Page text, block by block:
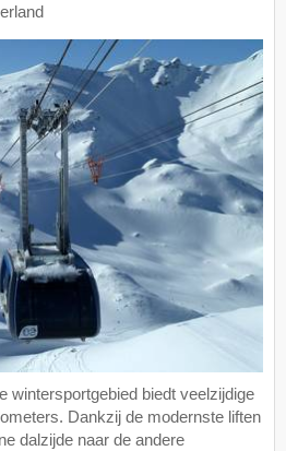
wintersportgebied biedt veelzijdige
Dankzij de modernste liften
dalzijde naar de andere